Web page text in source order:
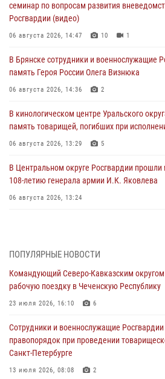
семинар по вопросам развития
Росгвардии (видео)
06 августа 2026, 14:47 10 1
В Брянске сотрудники и военнослужащие
память Героя России Олега Визнюка
06 августа 2026, 14:36 2
В кинологическом центре Уральского
память товарищей, погибших при
06 августа 2026, 13:29 5
В Центральном округе Росгвардии прошли
108‑летию генерала армии И.К. Яковлева
06 августа 2026, 13:24
06 августа 2026, 12:35 1
Росгвардейцы провели выставку
«Гвардеец» в Пензе (видео)
06 августа 2026, 12:00
В Курске росгвардейцы приняли участие в
второй годовщине вторжения ВСУ на
06 августа 2026, 11:56
ПОПУЛЯРНЫЕ НОВОСТИ
Командующий Северо-Кавказским
рабочую поездку в Чеченскую Республику
23 июля 2026, 16:10 6
Сотрудники и военнослужащие
правопорядок при проведении
Санкт-Петербурге
13 июля 2026, 08:08 2